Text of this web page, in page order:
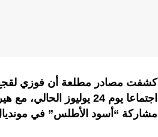
كشفت مصادر مطلعة أن فوزي لقجع
اجتماعا يوم 24 يوليوز
مشاركة “أسود الأطلس” في